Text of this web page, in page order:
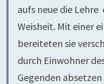
aufs neue die
Weisheit. Mit einer
bereiteten sie
durch Einwohner
Gegenden